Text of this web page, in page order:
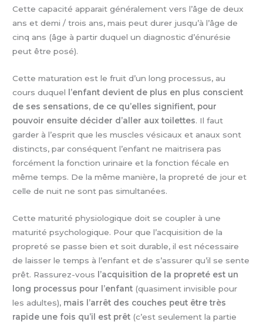
Cette capacité apparait généralement vers l’âge de deux
ans et demi / trois ans, mais peut durer jusqu’à l’âge de
cinq ans (âge à partir duquel un diagnostic d’énurésie
peut être posé).
Cette maturation est le fruit d’un long processus, au
cours duquel
l’enfant devient de plus en plus conscient
de ses sensations, de ce qu’elles signifient, pour
pouvoir ensuite décider d’aller aux toilettes. Il faut
garder à l’esprit que les muscles vésicaux et anaux sont
distincts, par conséquent l’enfant ne maitrisera pas
forcément la fonction urinaire et la fonction fécale en
même temps. De la même manière, la propreté de jour et
celle de nuit ne sont pas simultanées.
Cette maturité physiologique doit se coupler à une
maturité psychologique. Pour que l’acquisition de la
propreté se passe bien et soit durable, il est nécessaire
de laisser le temps à l’enfant et de s’assurer qu’il se sente
prêt. Rassurez-vous l’acquisition de la propreté est un
long processus pour l’enfant (quasiment invisible pour
les adultes), mais l’arrêt des couches peut être très
rapide une fois qu’il est prêt (c’est seulement la partie